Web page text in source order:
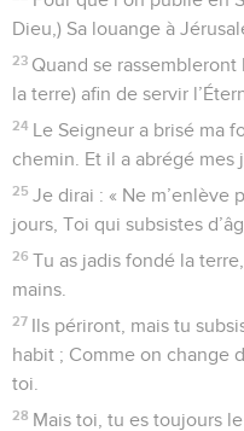
Dieu,) Sa louange à
23 Quand se
la terre) afin de servir
24 Le Seigneur a brisé ma
chemin. Et il a abrégé mes
25 Je dirai : « Ne m’enlève
jours, Toi qui subsistes
26 Tu as jadis fondé la
mains.
27 Ils périront, mais tu
habit ; Comme on change
toi.
28 Mais toi, tu es toujours